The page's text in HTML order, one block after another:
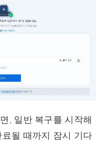
, 일반 복구를 시작해
될 때까지 잠시 기다